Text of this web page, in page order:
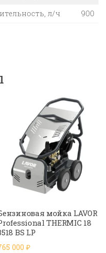
л/ч
900
мойка LAVOR
THERMIC 18
BS LP
000₽